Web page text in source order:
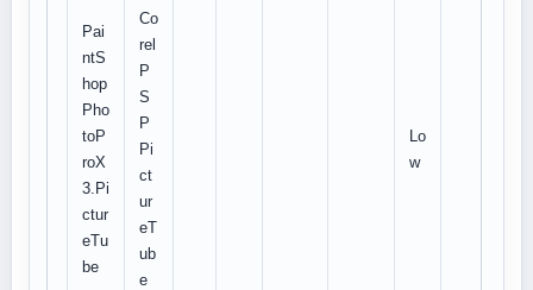
Pai
ntS
hop
Pho
toP
roX
3.Pi
ctur
eTu
be
Co
rel
P
S
P
Pi
ct
ur
eT
ub
e
Lo
w